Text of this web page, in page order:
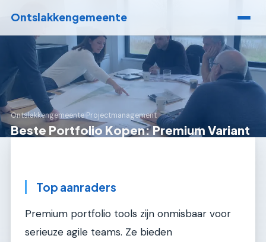
Ontslakkengemeente
Ontslakkengemeente›Projectmanagement
Beste Portfolio Kopen: Premium Variant
Top aanraders
Premium portfolio tools zijn onmisbaar voor
serieuze agile teams. Ze bieden